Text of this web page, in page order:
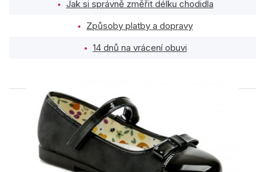
Jak si správně změřit délku chodidla
Způsoby platby a dopravy
14 dnů na vrácení obuvi
PODOBNÉ PRODUKTY